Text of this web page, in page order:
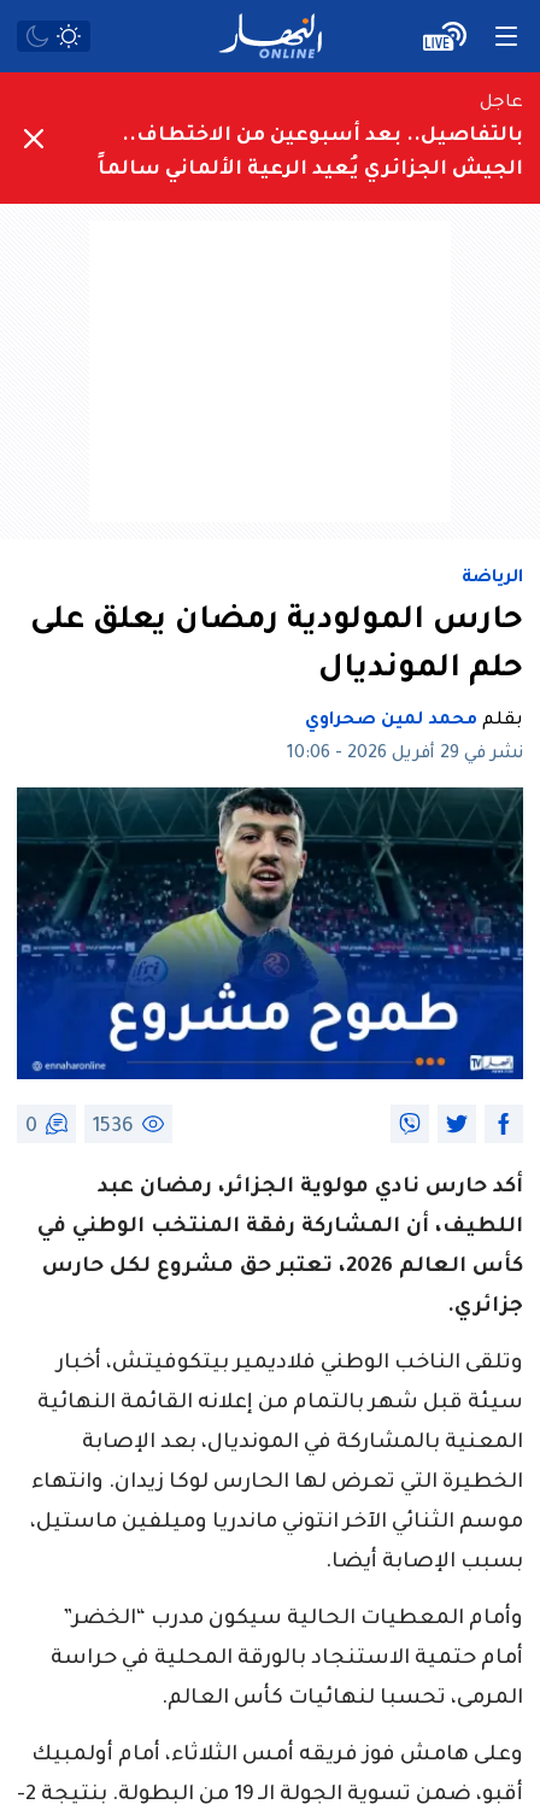
عاجل
بالتفاصيل.. بعد أسبوعين من الاختطاف..
الجيش الجزائري يُعيد الرعية الألماني سالماً
الرياضة
حارس المولودية رمضان يعلق على
حلم المونديال
بقلم محمد لمين صحراوي
نشر في 29 أفريل 2026 - 10:06
1536
0
أكد حارس نادي مولوية الجزائر، رمضان عبد
اللطيف، أن المشاركة رفقة المنتخب الوطني في
كأس العالم 2026، تعتبر حق مشروع لكل حارس
جزائري.
وتلقى الناخب الوطني فلاديمير بيتكوفيتش، أخبار
سيئة قبل شهر بالتمام من إعلانه القائمة النهائية
المعنية بالمشاركة في المونديال، بعد الإصابة
الخطيرة التي تعرض لها الحارس لوكا زيدان. وانتهاء
موسم الثنائي الآخر انتوني ماندريا وميلفين ماستيل،
بسبب الإصابة أيضا.
وأمام المعطيات الحالية سيكون مدرب “الخضر”
أمام حتمية الاستنجاد بالورقة المحلية في حراسة
المرمى، تحسبا لنهائيات كأس العالم.
وعلى هامش فوز فريقه أمس الثلاثاء، أمام أولمبيك
أقبو، ضمن تسوية الجولة الـ 19 من البطولة. بنتيجة 2-